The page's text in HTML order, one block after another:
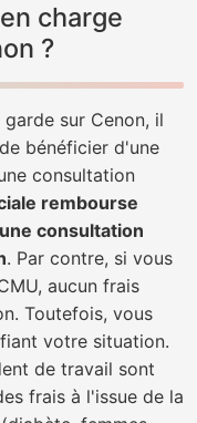
charge
?
sur Cenon, il
bénéficier d'une
consultation
rembourse
consultation
. Par contre, si vous
aucun frais
Toutefois, vous
votre situation.
de travail sont
frais à l'issue de la